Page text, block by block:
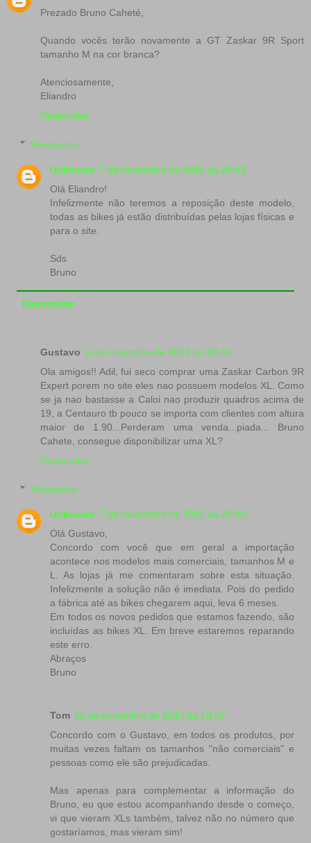
Prezado Bruno Caheté,
Quando vocês terão novamente a GT Zaskar 9R Sport
tamanho M na cor branca?
Atenciosamente,
Eliandro
Responder
Respostas
Unknown 7 de novembro de 2013 às 20:43
Olá Eliandro!
Infelizmente não teremos a reposição deste modelo,
todas as bikes já estão distribuídas pelas lojas físicas e
para o site.
Sds
Bruno
Responder
Gustavo 6 de novembro de 2013 às 20:43
Ola amigos!! Adil, fui seco comprar uma Zaskar Carbon 9R
Expert porem no site eles nao possuem modelos XL. Como
se ja nao bastasse a Caloi nao produzir quadros acima de
19, a Centauro tb pouco se importa com clientes com altura
maior de 1.90...Perderam uma venda...piada... Bruno
Cahete, consegue disponibilizar uma XL?
Responder
Respostas
Unknown 7 de novembro de 2013 às 20:40
Olá Gustavo,
Concordo com você que em geral a importação
acontece nos modelos mais comerciais, tamanhos M e
L. As lojas já me comentaram sobre esta situação.
Infelizmente a solução não é imediata. Pois do pedido
a fábrica até as bikes chegarem aqui, leva 6 meses.
Em todos os novos pedidos que estamos fazendo, são
incluídas as bikes XL. Em breve estaremos reparando
este erro.
Abraços
Bruno
Tom 11 de novembro de 2013 às 10:07
Concordo com o Gustavo, em todos os produtos, por
muitas vezes faltam os tamanhos "não comerciais" e
pessoas como ele são prejudicadas.
Mas apenas para complementar a informação do
Bruno, eu que estou acompanhando desde o começo,
vi que vieram XLs também, talvez não no número que
gostaríamos, mas vieram sim!